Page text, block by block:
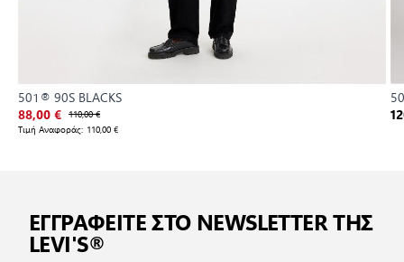
501® 90S BLACKS
88,00 € 110,00 €
Τιμή Αναφοράς: 110,00 €
ΕΓΓΡΑΦΕΙΤΕ ΣΤΟ NEWSLETTER ΤΗΣ
LEVI'S®